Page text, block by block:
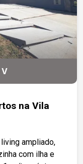
na Vila
ampliado,
com ilha e